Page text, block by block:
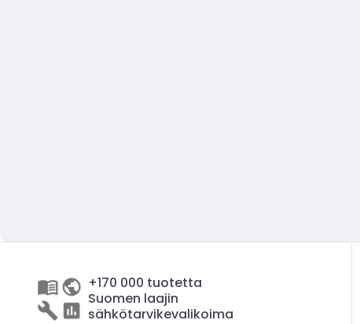
+170 000 tuotetta
Suomen laajin
sähkötarvikevalikoima